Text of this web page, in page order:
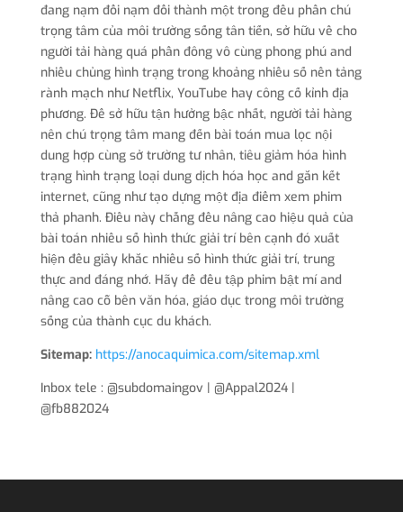
đang nạm đổi nạm đổi thành một trong đều phần chú
trọng tâm của môi trường sống tân tiến, sở hữu về cho
người tải hàng quá phần đông vô cùng phong phú and
nhiều chủng hình trạng trong khoảng nhiều số nền tảng
rành mạch như Netflix, YouTube hay công cố kỉnh địa
phương. Để sở hữu tận hưởng bậc nhất, người tải hàng
nên chú trọng tâm mang đến bài toán mua lọc nội
dung hợp cùng sở trường tư nhân, tiêu giảm hóa hình
trạng hình trạng loại dung dịch hóa học and gắn kết
internet, cũng như tạo dựng một địa điểm xem phim
thả phanh. Điều này chẳng đều nâng cao hiệu quả của
bài toán nhiều số hình thức giải trí bên cạnh đó xuất
hiện đều giây khắc nhiều số hình thức giải trí, trung
thực and đáng nhớ. Hãy để đều tập phim bật mí and
nâng cao cỗ bên văn hóa, giáo dục trong môi trường
sống của thành cục du khách.
Sitemap: https://anocaquimica.com/sitemap.xml
Inbox tele : @subdomaingov | @Appal2024 |
@fb882024